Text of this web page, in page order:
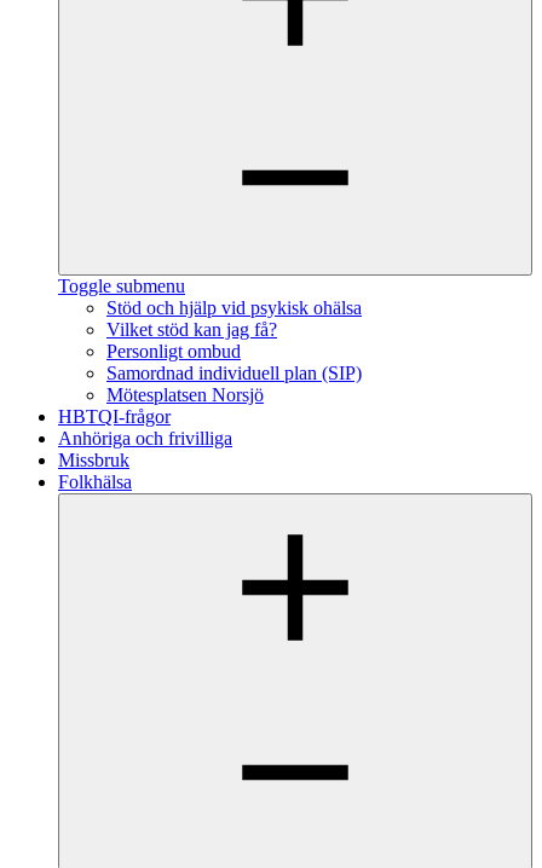
Toggle submenu
Stöd och hjälp vid psykisk ohälsa
Vilket stöd kan jag få?
Personligt ombud
Samordnad individuell plan (SIP)
Mötesplatsen Norsjö
HBTQI-frågor
Anhöriga och frivilliga
Missbruk
Folkhälsa